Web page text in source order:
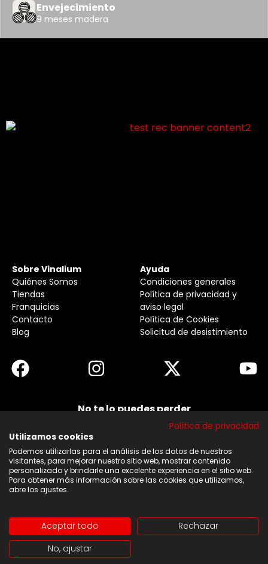
Envejecimiento
9 meses madera
Sobre Vinalium
Quiénes Somos
Tiendas
Franquicias
Contacto
Blog
Ayuda
Condiciones generales
Política de privacidad y
aviso legal
Política de Cookies
Solicitud de desistimiento
No te lo puedes perder
ninguna de nuestras noticias, ofertas y
Acepto los términos y condiciones
Copyright © 2026 | Web diseñada y desarrollado por
Tucán Marketing Digital
Política de privacidad
Utilizamos cookies
Podemos utilizarlas para el análisis de los datos de nuestros
visitantes, para mejorar nuestro sitio web, mostrar contenido
personalizado y brindarle una excelente experiencia en el sitio web.
Para obtener más información sobre las cookies que utilizamos,
abre los ajustes.
Aceptar todo
Rechazar
No, ajustar